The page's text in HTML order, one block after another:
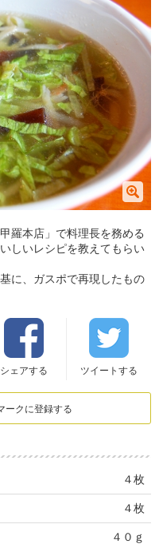
羅本店」で料理長を務める
しいレシピを教えてもらい
に、ガスポで再現したもの
シェアする ツイートする
ークに登録する
４枚
４枚
４０ｇ